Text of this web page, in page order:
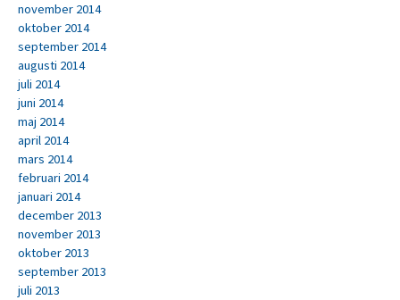
november 2014
oktober 2014
september 2014
augusti 2014
juli 2014
juni 2014
maj 2014
april 2014
mars 2014
februari 2014
januari 2014
december 2013
november 2013
oktober 2013
september 2013
juli 2013